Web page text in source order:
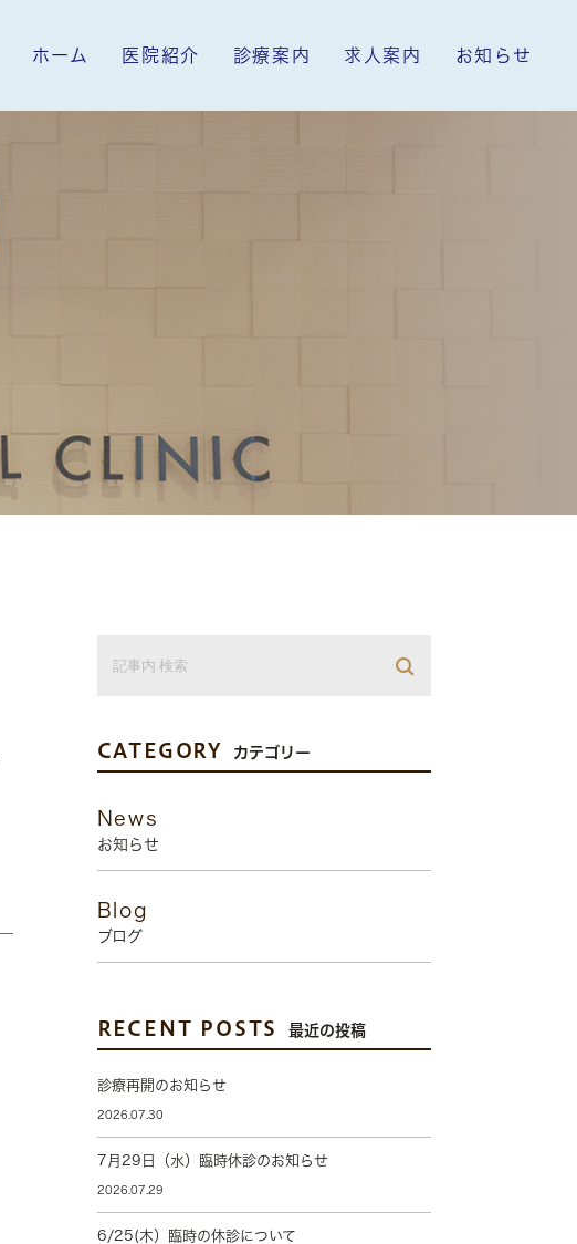
ホーム 医院紹介 診療案内 求人案内 お知らせ
CATEGORY カテゴリー
News
お知らせ
Blog
ブログ
RECENT POSTS 最近の投稿
診療再開のお知らせ
2026.07.30
7月29日（水）臨時休診のお知らせ
2026.07.29
6/25(木）臨時の休診について